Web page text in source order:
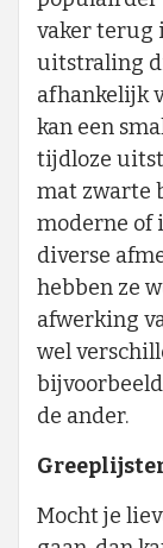
vaker terug
uitstraling
afhankelijk
kan een
tijdloze
mat zwarte
moderne of
diverse
hebben ze
afwerking
wel
de ander.
Mocht je